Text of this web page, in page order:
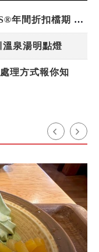
把握日本PREMIUM OUTLETS®年間折扣檔期 越買越划算
泉湯明點燈
理方式報你知